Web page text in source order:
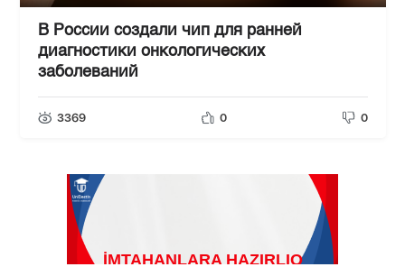
В России создали чип для ранней
диагностики онкологических
заболеваний
3369 0 0